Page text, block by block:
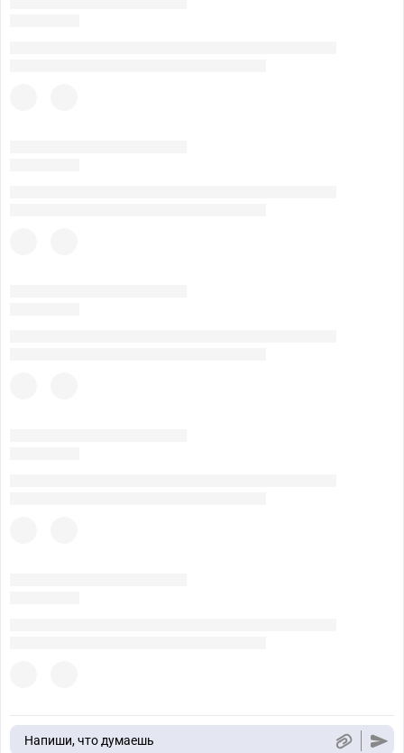
Напиши, что думаешь